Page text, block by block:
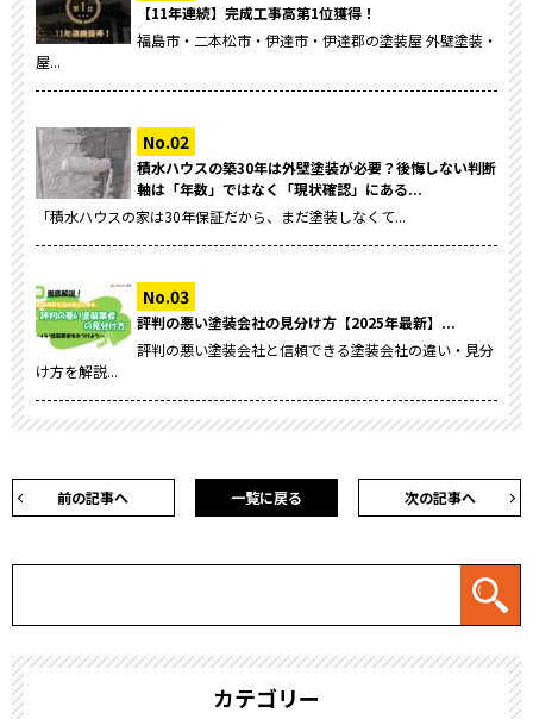
【11年連続】完成工事高第1位獲得！
福島市・二本松市・伊達市・伊達郡の塗装屋 外壁塗装・
屋...
積水ハウスの築30年は外壁塗装が必要？後悔しない判断
軸は「年数」ではなく「現状確認」にある...
「積水ハウスの家は30年保証だから、まだ塗装しなくて...
評判の悪い塗装会社の見分け方【2025年最新】...
評判の悪い塗装会社と信頼できる塗装会社の違い・見分
け方を解説...
前の記事へ 次の記事へ
一覧に戻る
カテゴリー